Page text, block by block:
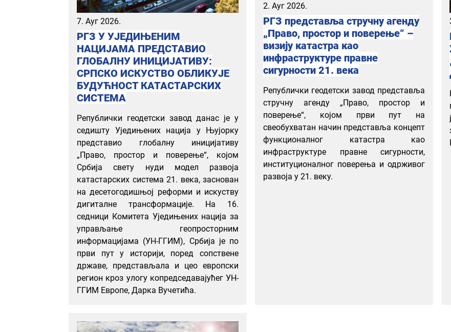
7. Ауг 2026.
РГЗ У УЈЕДИЊЕНИМ
НАЦИЈАМА ПРЕДСТАВИО
ГЛОБАЛНУ ИНИЦИЈАТИВУ:
СРПСКО ИСКУСТВО ОБЛИКУЈЕ
БУДУЋНОСТ КАТАСТАРСКИХ
СИСТЕМА
Републички геодетски завод данас је у
седишту Уједињених нација у Њујорку
представио глобалну иницијативу
„Право, простор и поверење“, којом
Србија свету нуди модел развоја
катастарских система 21. века, заснован
на десетогодишњој реформи и искуству
дигиталне трансформације. На 16.
седници Комитета Уједињених нација за
управљање геопросторним
информацијама (УН-ГГИМ), Србија је по
први пут у историји, поред сопствене
државе, представљала и цео европски
регион кроз улогу копредседавајућег УН-
ГГИМ Европе, Дарка Вучетића.
2. Ауг 2026.
РГЗ представља стручну агенду
„Право, простор и поверење“ –
визију катастра као
инфраструктуре правне
сигурности 21. века
Републички геодетски завод представља
стручну агенду „Право, простор и
поверење“, којом први пут на
свеобухватан начин представља концепт
функционалног катастра као
инфраструктуре правне сигурности,
институционалног поверења и одрживог
развоја у 21. веку.